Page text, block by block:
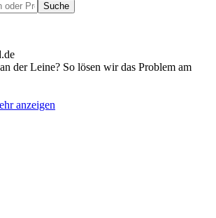
der Leine? So lösen wir das Problem am
anzeigen